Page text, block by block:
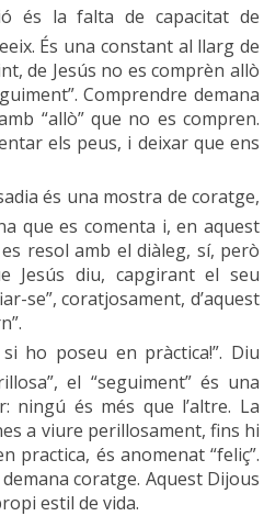
és la falta de capacitat de
És una constant al llarg de
de Jesús no es comprèn allò
Comprendre demana
“allò” que no es compren.
els peus, i deixar que ens
és una mostra de coratge,
que es comenta i, en aquest
resol amb el diàleg, sí, però
Jesús diu, capgirant el seu
se”, coratjosament, d’aquest
ho poseu en pràctica!”. Diu
el “seguiment” és una
ningú és més que l’altre. La
a viure perillosament, fins hi
és anomenat “feliç”.
coratge. Aquest Dijous
estil de vida.